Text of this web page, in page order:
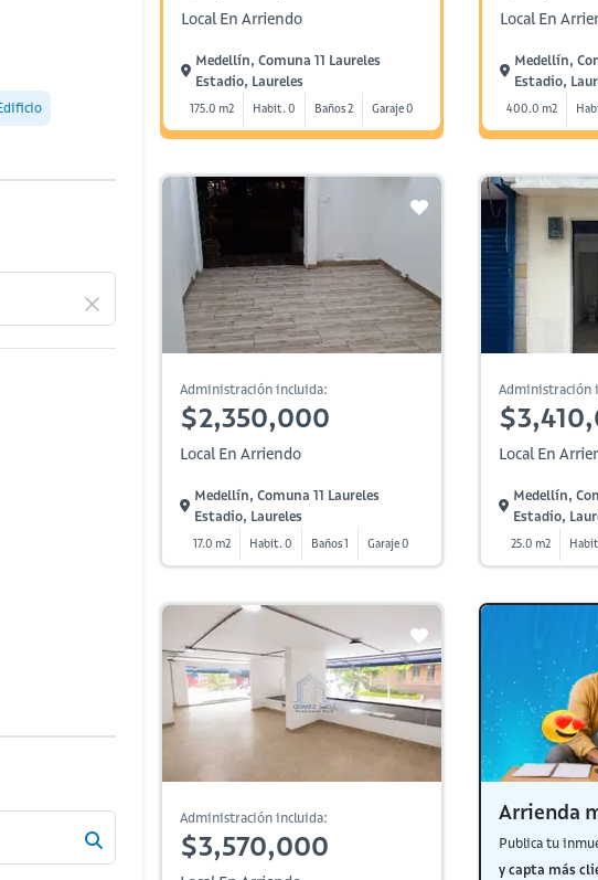
Local En Arriendo
Medellín, Comuna 11 Laureles
Estadio, Laureles
175.0 m2 Habit. 0 Baños 2 Garaje 0
Local En
Medellín,
Estadio,
400.0 m2
Administración incluida:
$2,350,000
Local En Arriendo
Medellín, Comuna 11 Laureles
Estadio, Laureles
17.0 m2 Habit. 0 Baños 1 Garaje 0
Administración
Local En
Medellín,
Estadio,
25.0 m2
Administración incluida:
$3,570,000
Arrienda
Publica tu
y capta más